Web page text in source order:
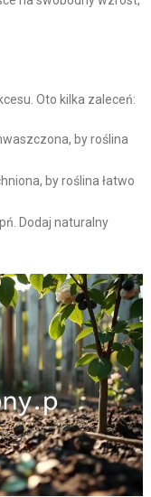
Oto kilka zaleceń:
by roślina
by roślina łatwo
Dodaj naturalny